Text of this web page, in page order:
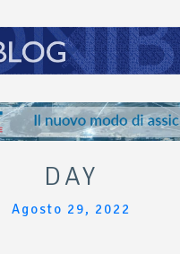
DAY
Agosto 29, 2022